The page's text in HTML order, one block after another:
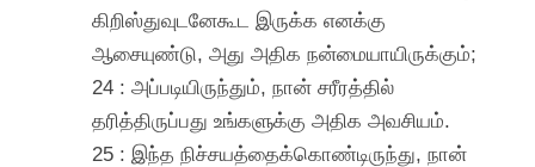
கிறிஸ்துவுடனேகூட இருக்க எனக்கு
ஆசையுண்டு, அது அதிக நன்மையாயிருக்கும்;
24 : அப்படியிருந்தும், நான் சரீரத்தில்
தரித்திருப்பது உங்களுக்கு அதிக அவசியம்.
25 : இந்த நிச்சயத்தைக்கொண்டிருந்து, நான்